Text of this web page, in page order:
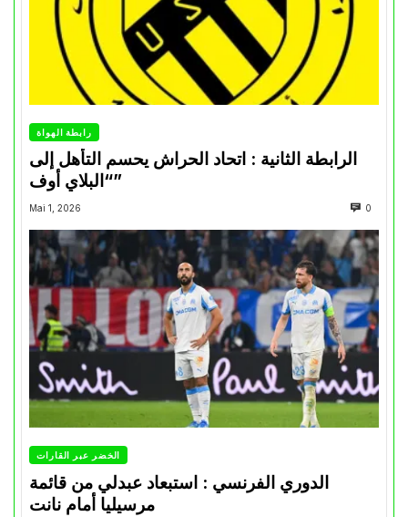
رابطة الهواة
الرابطة الثانية : اتحاد الحراش يحسم التأهل إلى
“البلاي أوف”
Mai 1, 2026 0
الخضر عبر القارات
الدوري الفرنسي : استبعاد عبدلي من قائمة
مرسيليا أمام نانت